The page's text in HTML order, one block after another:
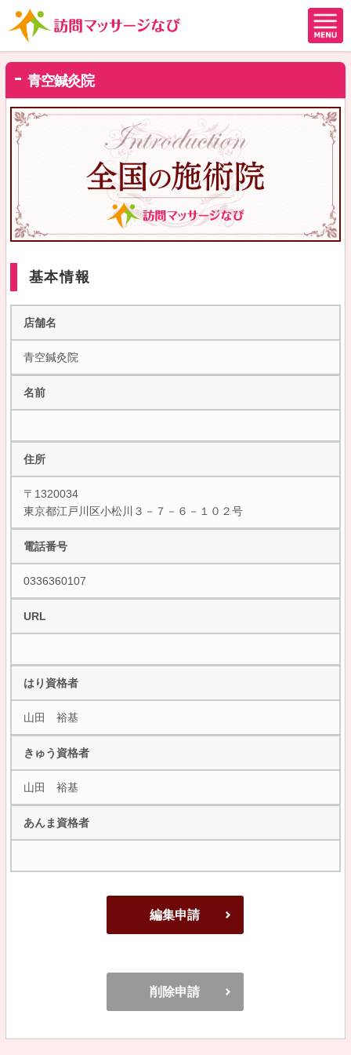
青空鍼灸院
基本情報
店舗名
青空鍼灸院
名前
住所
〒1320034
東京都江戸川区小松川３－７－６－１０２号
電話番号
0336360107
URL
はり資格者
山田 裕基
きゅう資格者
山田 裕基
あんま資格者
編集申請
削除申請